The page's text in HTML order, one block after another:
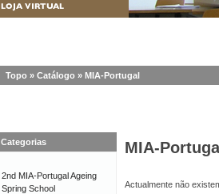
Topo » Catálogo » MIA-Portugal
MIA-
Actualmente não
Categorias
2nd MIA-Portugal Ageing
Spring School